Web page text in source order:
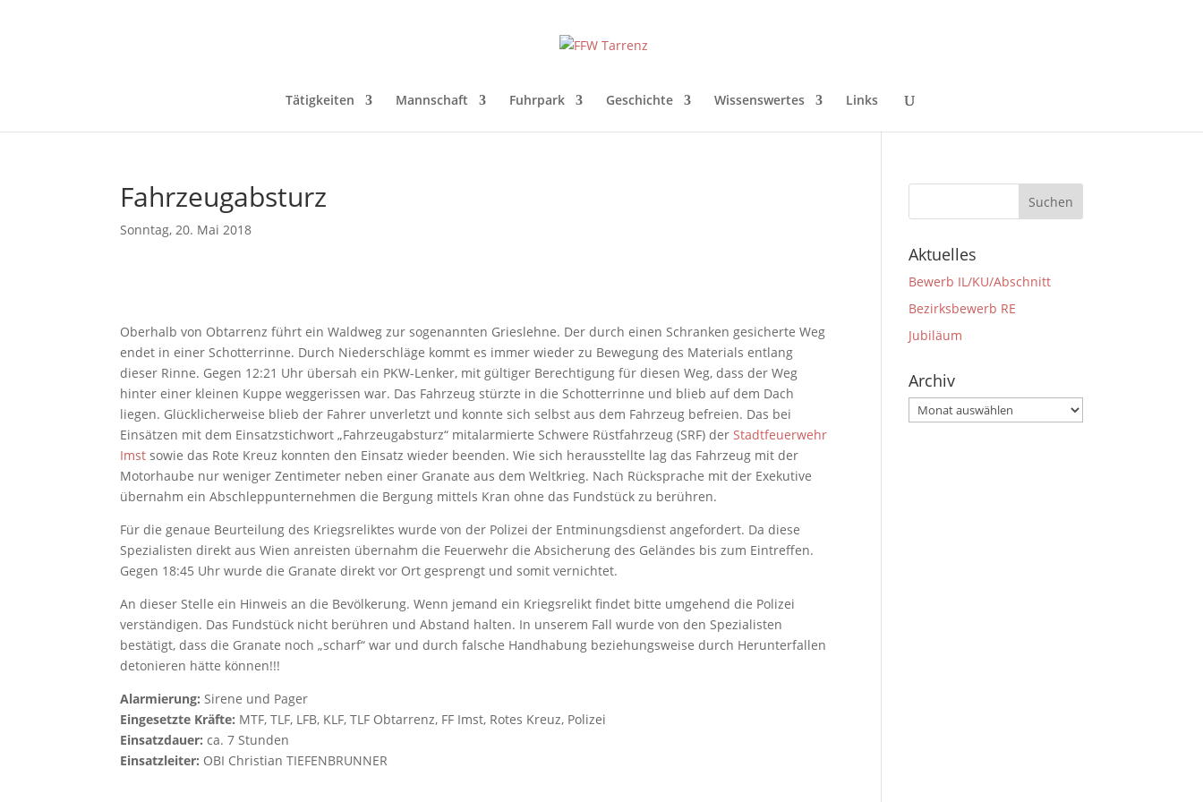
Tätigkeiten Mannschaft Fuhrpark Geschichte Wissenswertes Links
Fahrzeugabsturz
Sonntag, 20. Mai 2018
Oberhalb von Obtarrenz führt ein Waldweg zur sogenannten Grieslehne. Der durch einen Schranken gesicherte Weg
endet in einer Schotterrinne. Durch Niederschläge kommt es immer wieder zu Bewegung des Materials entlang
dieser Rinne. Gegen 12:21 Uhr übersah ein PKW-Lenker, mit gültiger Berechtigung für diesen Weg, dass der Weg
hinter einer kleinen Kuppe weggerissen war. Das Fahrzeug stürzte in die Schotterrinne und blieb auf dem Dach
liegen. Glücklicherweise blieb der Fahrer unverletzt und konnte sich selbst aus dem Fahrzeug befreien. Das bei
Einsätzen mit dem Einsatzstichwort „Fahrzeugabsturz“ mitalarmierte Schwere Rüstfahrzeug (SRF) derStadtfeuerwehr
Imst sowie das Rote Kreuz konnten den Einsatz wieder beenden. Wie sich herausstellte lag das Fahrzeug mit der
Motorhaube nur weniger Zentimeter neben einer Granate aus dem Weltkrieg. Nach Rücksprache mit der Exekutive
übernahm ein Abschleppunternehmen die Bergung mittels Kran ohne das Fundstück zu berühren.
Für die genaue Beurteilung des Kriegsreliktes wurde von der Polizei der Entminungsdienst angefordert. Da diese
Spezialisten direkt aus Wien anreisten übernahm die Feuerwehr die Absicherung des Geländes bis zum Eintreffen.
Gegen 18:45 Uhr wurde die Granate direkt vor Ort gesprengt und somit vernichtet.
An dieser Stelle ein Hinweis an die Bevölkerung. Wenn jemand ein Kriegsrelikt findet bitte umgehend die Polizei
verständigen. Das Fundstück nicht berühren und Abstand halten. In unserem Fall wurde von den Spezialisten
bestätigt, dass die Granate noch „scharf“ war und durch falsche Handhabung beziehungsweise durch Herunterfallen
detonieren hätte können!!!
Alarmierung: Sirene und Pager
Eingesetzte Kräfte: MTF, TLF, LFB, KLF, TLF Obtarrenz, FF Imst, Rotes Kreuz, Polizei
Einsatzdauer: ca. 7 Stunden
Einsatzleiter: OBI Christian TIEFENBRUNNER
Aktuelles
Bewerb IL/KU/Abschnitt
Bezirksbewerb RE
Jubiläum
Archiv
Archiv